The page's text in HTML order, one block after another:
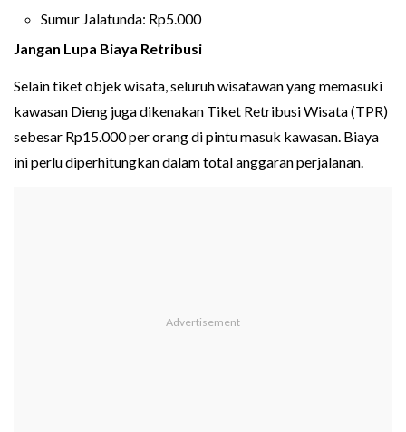
Sumur Jalatunda: Rp5.000
Jangan Lupa Biaya Retribusi
Selain tiket objek wisata, seluruh wisatawan yang memasuki
kawasan Dieng juga dikenakan Tiket Retribusi Wisata (TPR)
sebesar Rp15.000 per orang di pintu masuk kawasan. Biaya
ini perlu diperhitungkan dalam total anggaran perjalanan.